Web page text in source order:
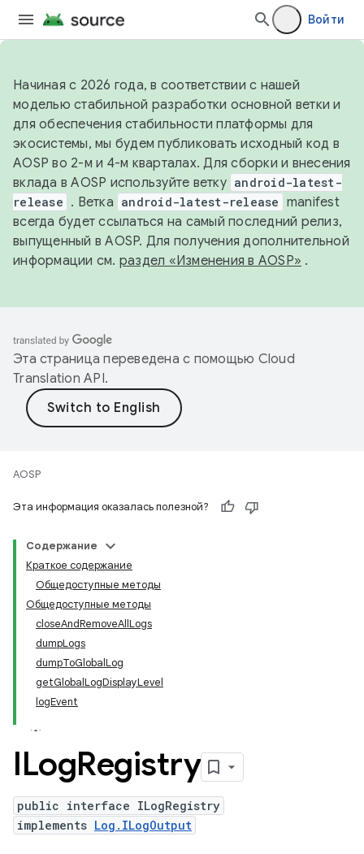
Войти
Начиная с 2026 года, в соответствии с нашей
моделью стабильной разработки основной ветки и
для обеспечения стабильности платформы для
экосистемы, мы будем публиковать исходный код в
AOSP во 2-м и 4-м кварталах. Для сборки и внесения
вклада в AOSP используйте ветку android-latest-
release . Ветка android-latest-release manifest
всегда будет ссылаться на самый последний релиз,
выпущенный в AOSP. Для получения дополнительной
информации см. раздел «Изменения в AOSP» .
Эта страница переведена с помощью Cloud
Translation API.
AOSP
Эта информация оказалась полезной?
Содержание
Краткое содержание
Общедоступные методы
Общедоступные методы
closeAndRemoveAllLogs
dumpLogs
dumpToGlobalLog
getGlobalLogDisplayLevel
logEvent
ILogRegistry
public interface ILogRegistry
implements Log.ILogOutput